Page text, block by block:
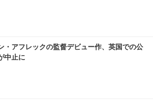
・アフレックの監督デビュー作、英国での公
中止に